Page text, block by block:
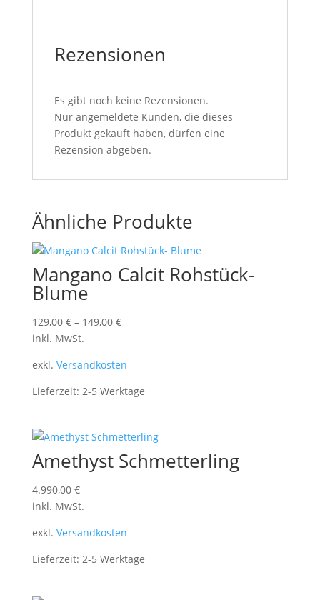
Rezensionen
Es gibt noch keine Rezensionen.
Nur angemeldete Kunden, die dieses
Produkt gekauft haben, dürfen eine
Rezension abgeben.
Ähnliche Produkte
Mangano Calcit Rohstück-
Blume
129,00 €– 149,00 €
inkl. MwSt.
exkl. Versandkosten
Lieferzeit: 2-5 Werktage
Amethyst Schmetterling
4.990,00 €
inkl. MwSt.
exkl. Versandkosten
Lieferzeit: 2-5 Werktage